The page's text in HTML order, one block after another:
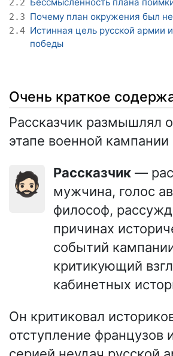
2.2
2.3 Почему план окружения был
2.4 Истинная цель русской армии
победы
Очень краткое
Рассказчик размышлял
этапе военной кампании
🧔🏻 Рассказчик —
мужчина, голос
философ,
причинах
событий
критикующий
кабинетных
Он критиковал
отступление французов